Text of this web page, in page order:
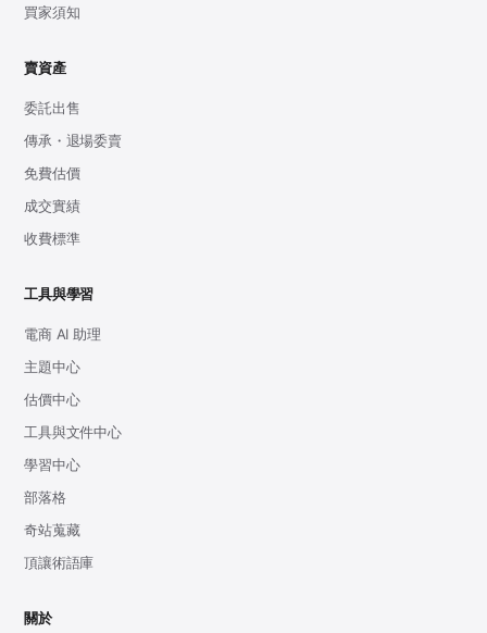
買家須知
賣資產
委託出售
傳承・退場委賣
免費估價
成交實績
收費標準
工具與學習
電商 AI 助理
主題中心
估價中心
工具與文件中心
學習中心
部落格
奇站蒐藏
頂讓術語庫
關於